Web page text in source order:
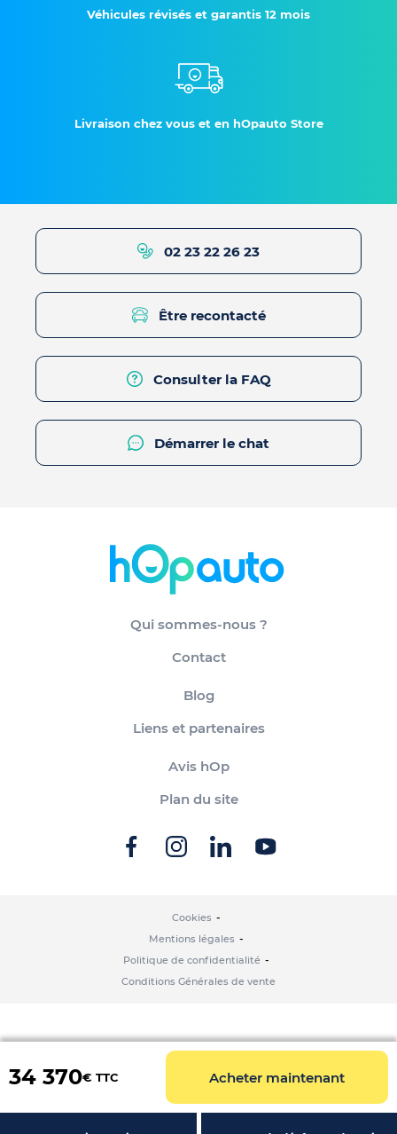
34 370€ TTC Acheter maintenant
Véhicules révisés et garantis 12 mois
Livraison chez vous et en hOpauto Store
02 23 22 26 23
Être recontacté
Consulter la FAQ
Démarrer le chat
Qui sommes-nous ?
Contact
Blog
Liens et partenaires
Avis hOp
Plan du site
Cookies
Mentions légales
Politique de confidentialité
Conditions Générales de vente